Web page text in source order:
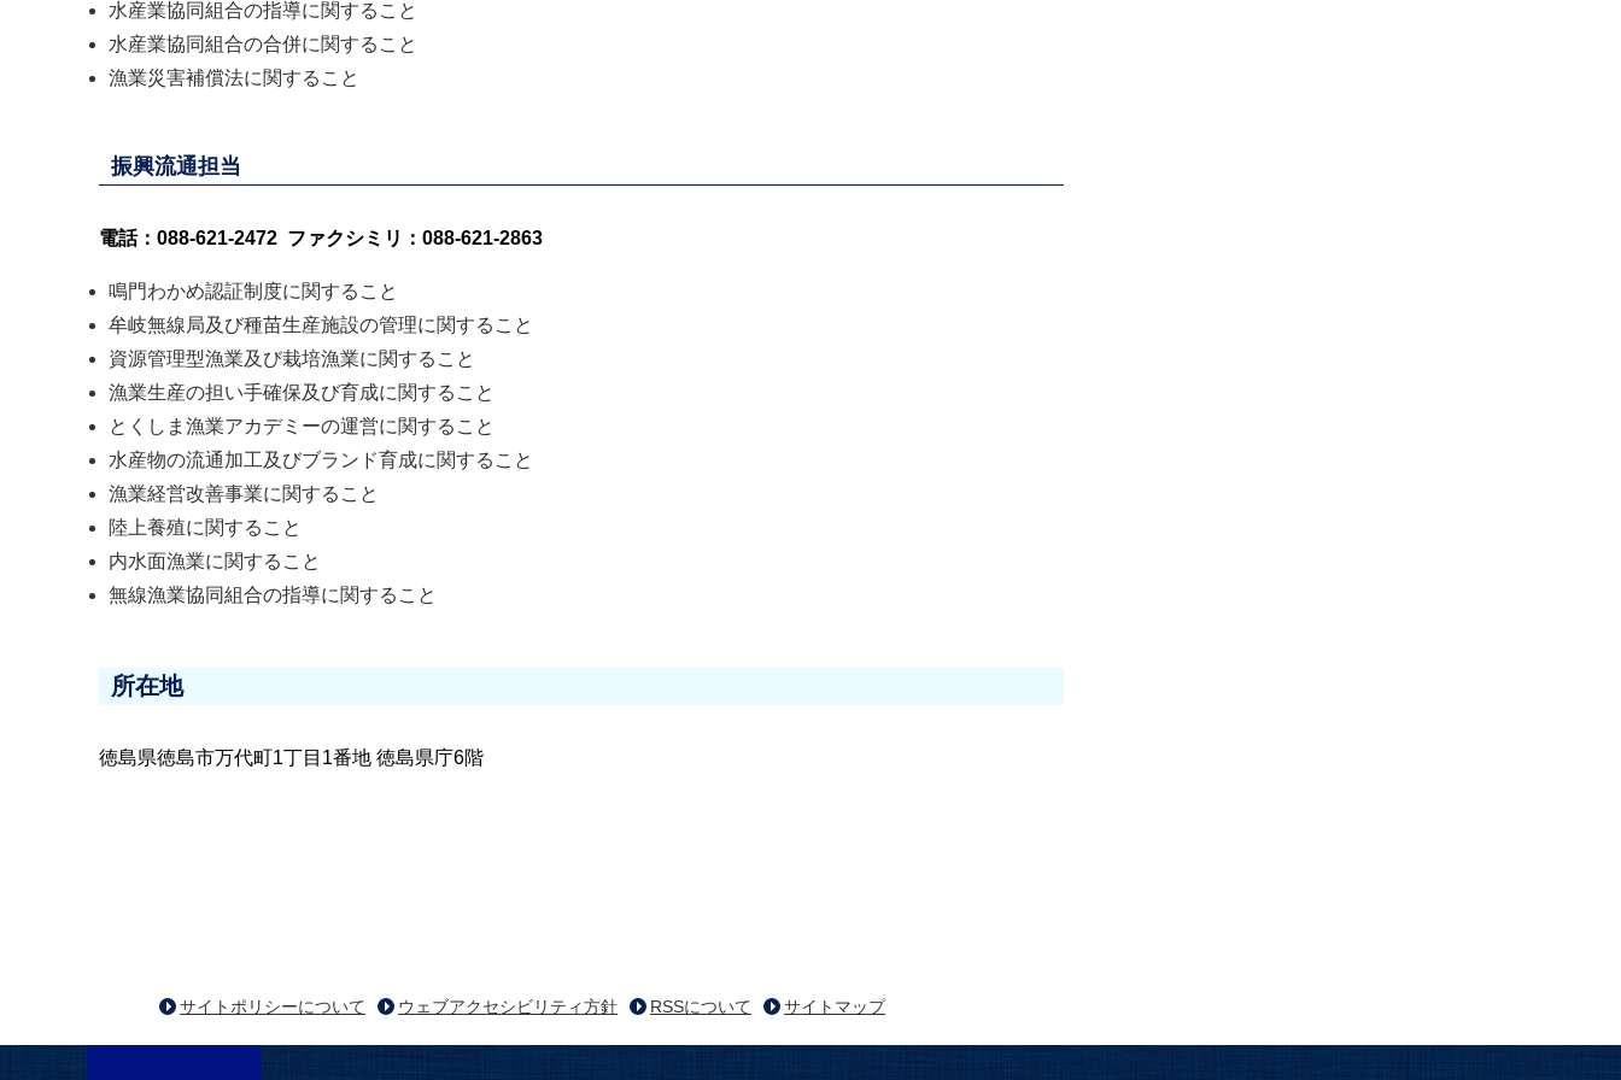
水産業協同組合の指導に関すること
水産業協同組合の合併に関すること
漁業災害補償法に関すること
振興流通担当
電話：088-621-2472 ファクシミリ：088-621-2863
鳴門わかめ認証制度に関すること
牟岐無線局及び種苗生産施設の管理に関すること
資源管理型漁業及び栽培漁業に関すること
漁業生産の担い手確保及び育成に関すること
とくしま漁業アカデミーの運営に関すること
水産物の流通加工及びブランド育成に関すること
漁業経営改善事業に関すること
陸上養殖に関すること
内水面漁業に関すること
無線漁業協同組合の指導に関すること
所在地
徳島県徳島市万代町1丁目1番地 徳島県庁6階
サイトポリシーについて ウェブアクセシビリティ方針 RSSについて サイトマップ